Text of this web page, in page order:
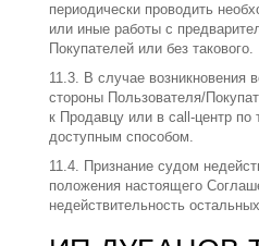
периодически проводить
или иные работы с
Покупателей или без такового.
11.3. В случае возникновения
стороны Пользователя/
к Продавцу или в call-центр
доступным способом.
11.4. Признание судом
положения настоящего
недействительность